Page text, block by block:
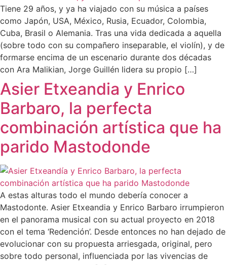
Tiene 29 años, y ya ha viajado con su música a países
como Japón, USA, México, Rusia, Ecuador, Colombia,
Cuba, Brasil o Alemania. Tras una vida dedicada a aquella
(sobre todo con su compañero inseparable, el violín), y de
formarse encima de un escenario durante dos décadas
con Ara Malikian, Jorge Guillén lidera su propio […]
Asier Etxeandia y Enrico
Barbaro, la perfecta
combinación artística que ha
parido Mastodonde
A estas alturas todo el mundo debería conocer a
Mastodonte. Asier Etxeandia y Enrico Barbaro irrumpieron
en el panorama musical con su actual proyecto en 2018
con el tema ‘Redención’. Desde entonces no han dejado de
evolucionar con su propuesta arriesgada, original, pero
sobre todo personal, influenciada por las vivencias de